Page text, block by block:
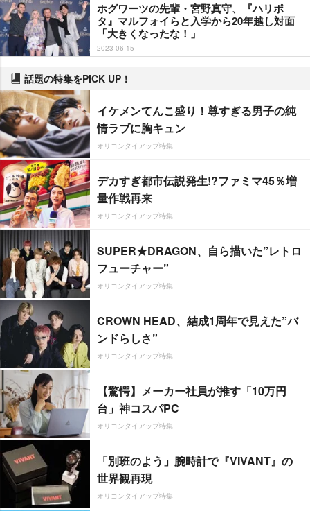
ホグワーツの先輩・宮野真守、『ハリポ
タ』マルフォイらと入学から20年越し対面
「大きくなったな！」
2023-06-15
話題の特集をPICK UP！
イケメンてんこ盛り！尊すぎる男子の純
情ラブに胸キュン
オリコンタイアップ特集
デカすぎ都市伝説発生!?ファミマ45％増
量作戦再来
オリコンタイアップ特集
SUPER★DRAGON、自ら描いた”レトロ
フューチャー”
オリコンタイアップ特集
CROWN HEAD、結成1周年で見えた”バ
ンドらしさ”
オリコンタイアップ特集
【驚愕】メーカー社員が推す「10万円
台」神コスパPC
オリコンタイアップ特集
「別班のよう」腕時計で『VIVANT』の
世界観再現
オリコンタイアップ特集